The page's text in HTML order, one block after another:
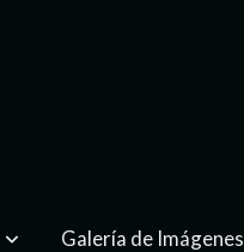
Galería de Imágenes